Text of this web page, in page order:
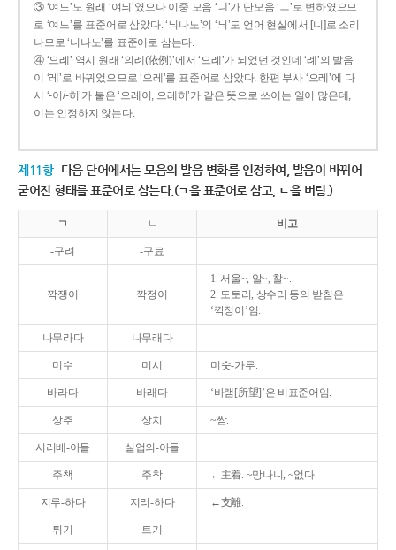
③ ‘여느’도 원래 ‘여늬’였으나 이중 모음 ‘ㅢ’가 단모음 ‘ㅡ’로 변하였으므
로 ‘여느’를 표준어로 삼았다. ‘늬나노’의 ‘늬’도 언어 현실에서 [니]로 소리
나므로 ‘니나노’를 표준어로 삼는다.
④ ‘으례’ 역시 원래 ‘의례(依例)’에서 ‘으례’가 되었던 것인데 ‘례’의 발음
이 ‘레’로 바뀌었으므로 ‘으레’를 표준어로 삼았다. 한편 부사 ‘으레’에 다
시 ‘-이/-히’가 붙은 ‘으레이, 으레히’가 같은 뜻으로 쓰이는 일이 많은데,
이는 인정하지 않는다.
제11항 다음 단어에서는 모음의 발음 변화를 인정하여, 발음이 바뀌어
굳어진 형태를 표준어로 삼는다.(ㄱ을 표준어로 삼고, ㄴ을 버림.)
ㄱ ㄴ 비고
-구려 -구료
깍쟁이 깍정이
1. 서울~, 알~, 찰~.
2. 도토리, 상수리 등의 받침은
‘깍정이’임.
나무라다 나무래다
미수 미시 미숫-가루.
바라다 바래다 ‘바램[所望]’은 비표준어임.
상추 상치 ~쌈.
시러베-아들 실업의-아들
주책 주착 ←主着. ~망나니, ~없다.
지루-하다 지리-하다 ←支離.
튀기 트기